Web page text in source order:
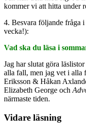
kommer vi att hitta under
4. Besvara följande fråga
vecka!):
Vad ska du läsa i
Jag har slutat göra
alla fall, men jag vet i alla
Eriksson & Håkan
Elizabeth George och
närmaste tiden.
Vidare läsning